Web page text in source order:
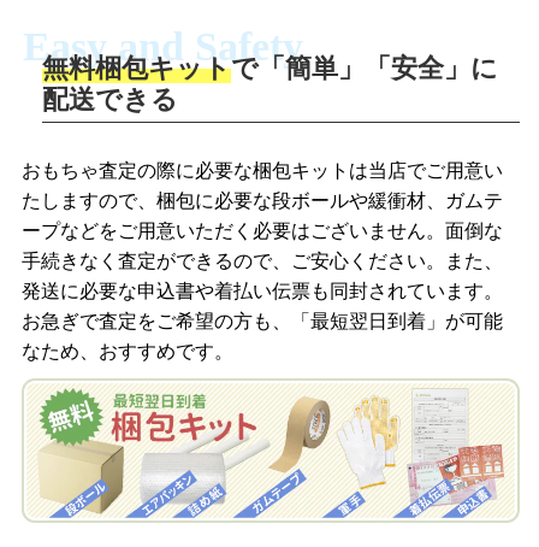
商品撮影
商品を撮影して、査定フォームから画像
を送信します。
梱包キットをメールで申し込み
査定結果をメールで確認し、梱包キット
を申し込みます。梱包キットは送料無料
でお届けします。
自宅でおもちゃを発送・梱包
梱包キットに同封する発送ガイドの手順
LINEの友だち追加・査定画像を送信
「ジョニージョイLINE査定」を友だちに
追加し、スマートフォンなどのカメラで
撮影したおもちゃの写真をトーク中に送
信します。
梱包キットをLINEで申し込み
査定結果をLINEで確認し、梱包キットを
申し込みます。梱包キットは送料無料で
お届けします。
自宅でおもちゃを発送・梱包
Easy and Safety
無料梱包キットで「簡単」「安全」に
配送できる
おもちゃ査定の際に必要な梱包キットは当店でご用意い
たしますので、梱包に必要な段ボールや緩衝材、ガムテ
ープなどをご用意いただく必要はございません。面倒な
手続きなく査定ができるので、ご安心ください。また、
発送に必要な申込書や着払い伝票も同封されています。
お急ぎで査定をご希望の方も、「最短翌日到着」が可能
なため、おすすめです。